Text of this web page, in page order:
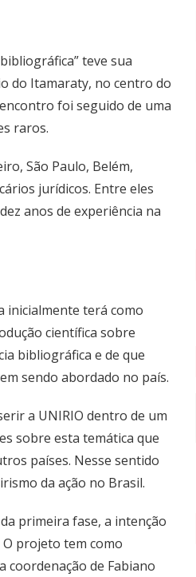
teve sua
do Itamaraty, no centro do
foi seguido de uma
raros.
São Paulo, Belém,
jurídicos. Entre eles
anos de experiência na
inicialmente terá como
científica sobre
bibliográfica e de que
sendo abordado no país.
a UNIRIO dentro de um
sobre esta temática que
países. Nesse sentido
da ação no Brasil.
primeira fase, a intenção
projeto tem como
coordenação de Fabiano